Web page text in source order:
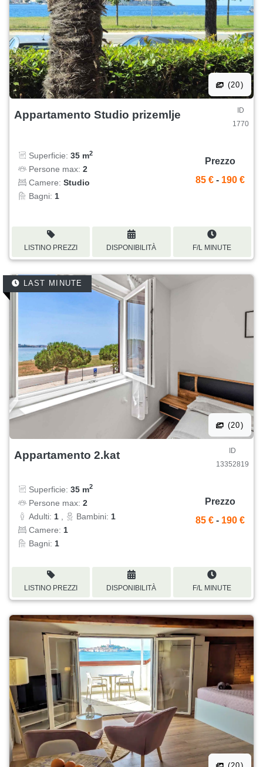
(20)
Appartamento Studio prizemlje
ID
1770
Superficie: 35 m2
Persone max: 2
Camere: Studio
Bagni: 1
Prezzo
85 € - 190 €
LISTINO PREZZI DISPONIBILITÀ F/L MINUTE
LAST MINUTE
(20)
Appartamento 2.kat
ID
13352819
Superficie: 35 m2
Persone max: 2
Adulti: 1 Bambini: 1
Camere: 1
Bagni: 1
Prezzo
85 € - 190 €
LISTINO PREZZI DISPONIBILITÀ F/L MINUTE